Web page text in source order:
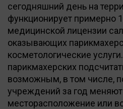
сегодняшний день на
функционирует примерно
медицинской лицензии
оказывающих
косметологические
парикмахерских
возможным, в том числе,
учреждений за год
месторасположение или